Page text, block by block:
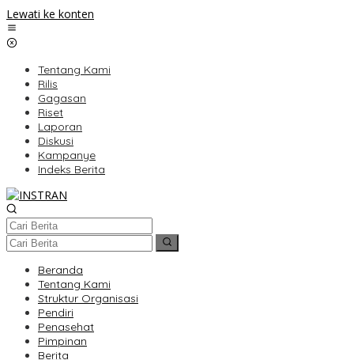
Lewati ke konten
Tentang Kami
Rilis
Gagasan
Riset
Laporan
Diskusi
Kampanye
Indeks Berita
Beranda
Tentang Kami
Struktur Organisasi
Pendiri
Penasehat
Pimpinan
Berita